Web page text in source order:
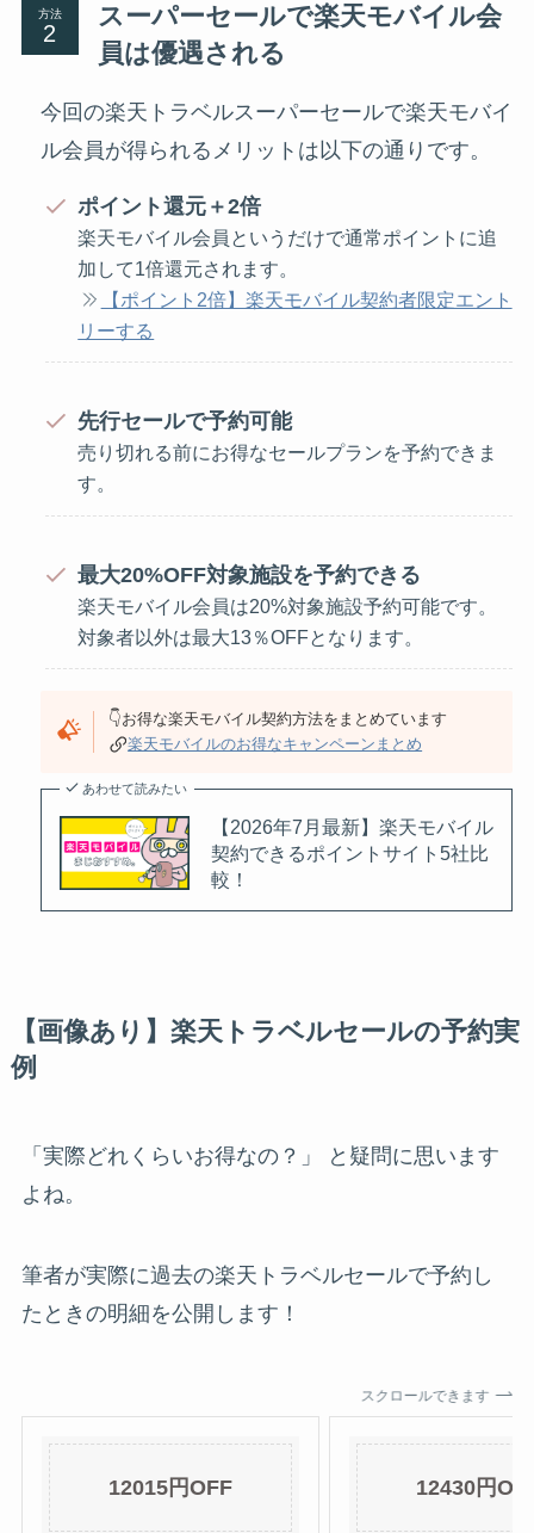
方法
スーパーセールで楽天モバイル会
員は優遇される
今回の楽天トラベルスーパーセールで楽天モバイ
ル会員が得られるメリットは以下の通りです。
ポイント還元＋2倍
楽天モバイル会員というだけで通常ポイントに追
加して1倍還元されます。
【ポイント2倍】楽天モバイル契約者限定エント
リーする
先行セールで予約可能
売り切れる前にお得なセールプランを予約できま
す。
最大20%OFF対象施設を予約できる
楽天モバイル会員は20%対象施設予約可能です。
対象者以外は最大13％OFFとなります。
👇お得な楽天モバイル契約方法をまとめています
楽天モバイルのお得なキャンペーンまとめ
あわせて読みたい
【2026年7月最新】楽天モバイル
契約できるポイントサイト5社比
較！
【画像あり】楽天トラベルセールの予約実
例
「実際どれくらいお得なの？」 と疑問に思います
よね。
筆者が実際に過去の楽天トラベルセールで予約し
たときの明細を公開します！
スクロールできます
12015円OFF 12430円